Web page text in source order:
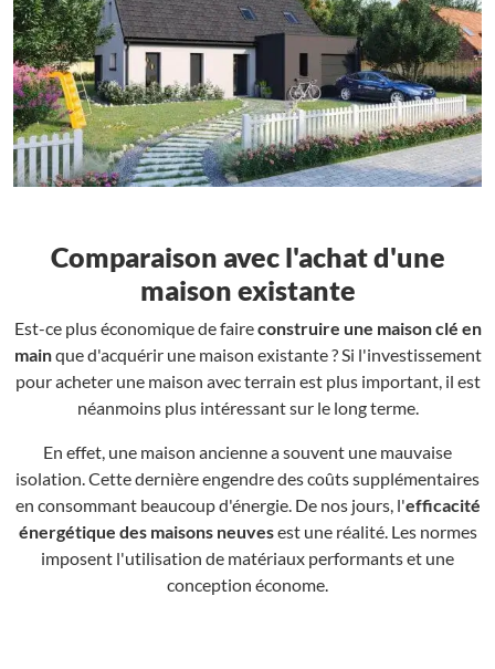
Comparaison avec l'achat d'une
maison existante
Est-ce plus économique de faireconstruire une maison clé en
mainque d'acquérir une maison existante ? Si l'investissement
pour acheter une maison avec terrain est plus important, il est
néanmoins plus intéressant sur le long terme.
En effet, une maison ancienne a souvent une mauvaise
isolation. Cette dernière engendre des coûts supplémentaires
en consommant beaucoup d'énergie. De nos jours, l'efficacité
énergétique des maisons neuvesest une réalité. Les normes
imposent l'utilisation de matériaux performants et une
conception économe.